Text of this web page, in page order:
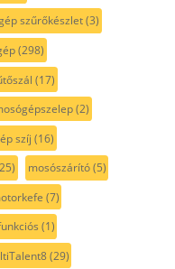
szűrőkészlet(3)
(298)
(17)
(2)
szíj (16)
mosószárító(5)
(7)
(1)
(29)